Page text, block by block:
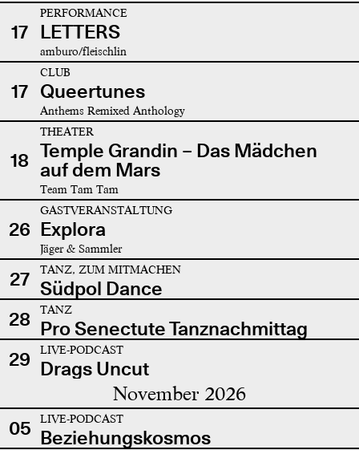
17
PERFORMANCE
LETTERS
amburo/fleischlin
17
CLUB
Queertunes
Anthems Remixed Anthology
18
THEATER
Temple Grandin – Das Mädchen
auf dem Mars
Team Tam Tam
26
GASTVERANSTALTUNG
Explora
Jäger & Sammler
27 TANZ, ZUM MITMACHEN
Südpol Dance
28
TANZ
Pro Senectute Tanznachmittag
29
LIVE-PODCAST
Drags Uncut
November 2026
05 LIVE-PODCAST
Beziehungskosmos